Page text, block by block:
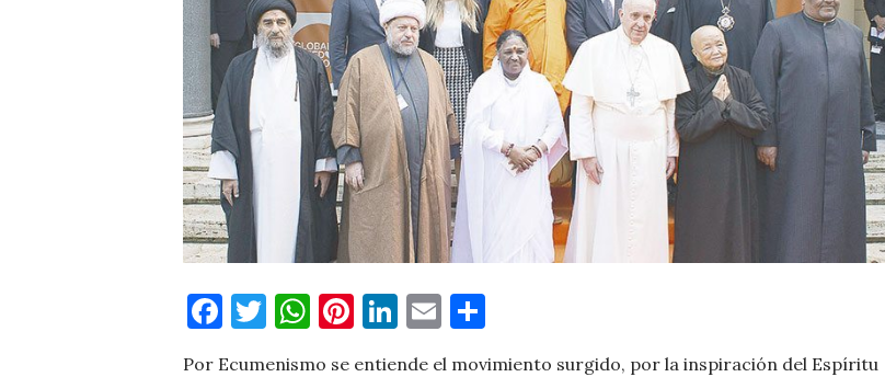
Facebook
Twitter
WhatsApp
Pinterest
LinkedIn
Email
Por Ecumenismo se entiende el movimiento surgido, por la inspiración del Espíritu